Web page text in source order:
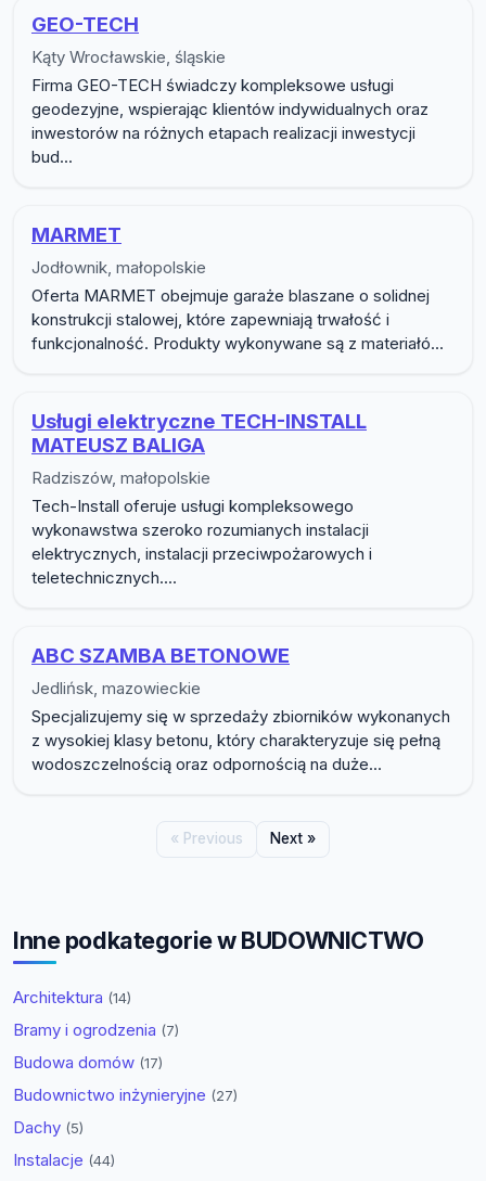
GEO-TECH
Kąty Wrocławskie, śląskie
Firma GEO-TECH świadczy kompleksowe usługi
geodezyjne, wspierając klientów indywidualnych oraz
inwestorów na różnych etapach realizacji inwestycji
bud...
MARMET
Jodłownik, małopolskie
Oferta MARMET obejmuje garaże blaszane o solidnej
konstrukcji stalowej, które zapewniają trwałość i
funkcjonalność. Produkty wykonywane są z materiałó...
Usługi elektryczne TECH-INSTALL
MATEUSZ BALIGA
Radziszów, małopolskie
Tech-Install oferuje usługi kompleksowego
wykonawstwa szeroko rozumianych instalacji
elektrycznych, instalacji przeciwpożarowych i
teletechnicznych....
ABC SZAMBA BETONOWE
Jedlińsk, mazowieckie
Specjalizujemy się w sprzedaży zbiorników wykonanych
z wysokiej klasy betonu, który charakteryzuje się pełną
wodoszczelnością oraz odpornością na duże...
« Previous Next »
Inne podkategorie w BUDOWNICTWO
Architektura (14)
Bramy i ogrodzenia (7)
Budowa domów (17)
Budownictwo inżynieryjne (27)
Dachy (5)
Instalacje (44)